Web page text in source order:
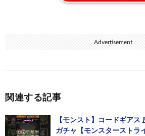
Advertisement
関連する記事
【モンスト】コードギアス
ガチャ【モンスターストラ